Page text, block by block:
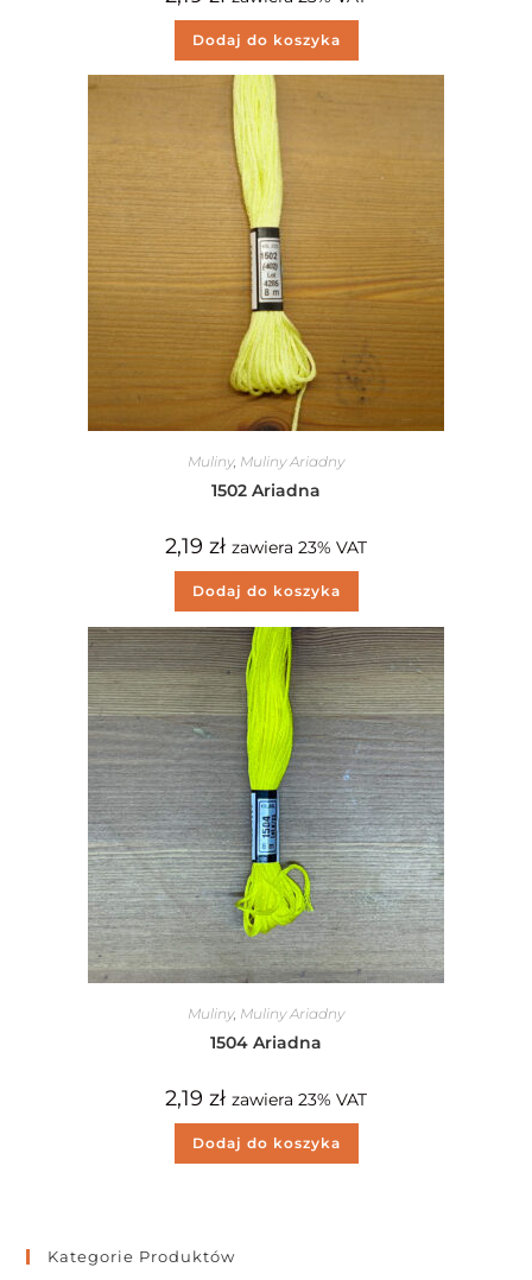
Dodaj do koszyka
Muliny, Muliny Ariadny
1502 Ariadna
2,19 zł zawiera 23% VAT
Dodaj do koszyka
Muliny, Muliny Ariadny
1504 Ariadna
2,19 zł zawiera 23% VAT
Dodaj do koszyka
Kategorie Produktów